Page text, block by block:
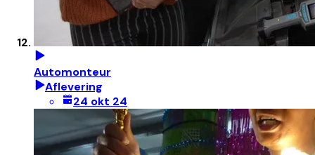
Automonteur
Aflevering
24 okt 24